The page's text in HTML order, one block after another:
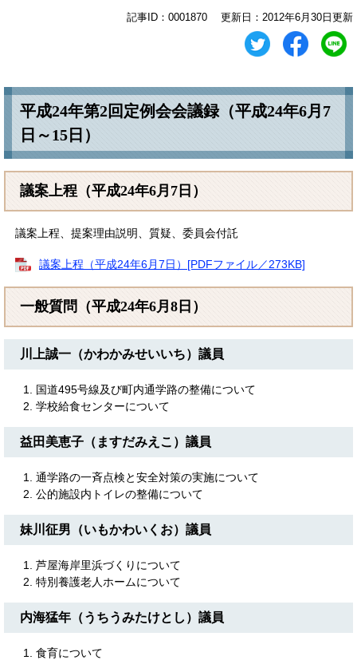
記事ID：0001870 更新日：2012年6月30日更新
平成24年第2回定例会会議録（平成24年6月7
日～15日）
議案上程（平成24年6月7日）
議案上程、提案理由説明、質疑、委員会付託
議案上程（平成24年6月7日）[PDFファイル／273KB]
一般質問（平成24年6月8日）
川上誠一（かわかみせいいち）議員
国道495号線及び町内通学路の整備について
学校給食センターについて
益田美恵子（ますだみえこ）議員
通学路の一斉点検と安全対策の実施について
公的施設内トイレの整備について
妹川征男（いもかわいくお）議員
芦屋海岸里浜づくりについて
特別養護老人ホームについて
内海猛年（うちうみたけとし）議員
食育について